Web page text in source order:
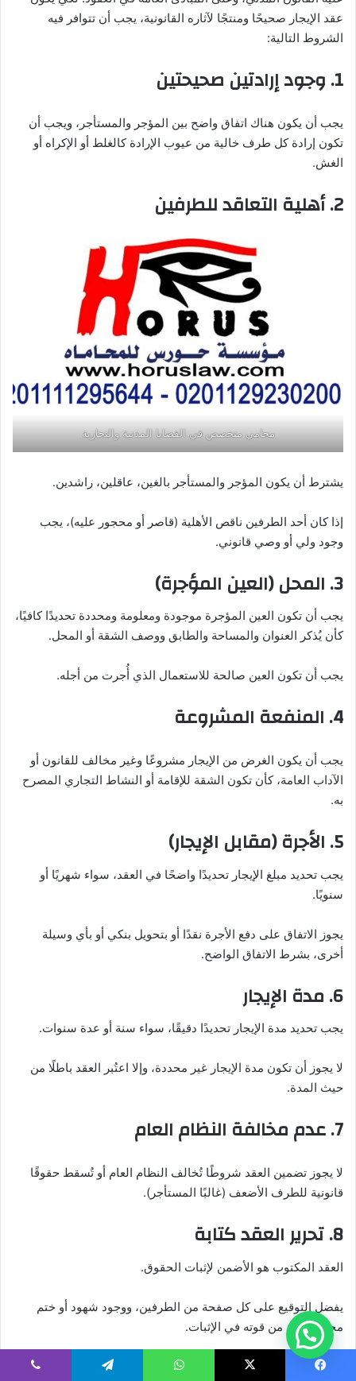
عقد الإيجار صحيحًا ومنتجًا لآثاره القانونية، يجب أن تتوافر فيه
الشروط التالية:
1. وجود إرادتين صحيحتين
يجب أن يكون هناك اتفاق واضح بين المؤجر والمستأجر، ويجب أن
تكون إرادة كل طرف خالية من عيوب الإرادة كالغلط أو الإكراه أو
الغش.
2. أهلية التعاقد للطرفين
محامي متخصص في القضايا المدنية والتجارية
يشترط أن يكون المؤجر والمستأجر بالغين، عاقلين، راشدين.
إذا كان أحد الطرفين ناقص الأهلية (قاصر أو محجور عليه)، يجب
وجود ولي أو وصي قانوني.
3. المحل (العين المؤجرة)
يجب أن تكون العين المؤجرة موجودة ومعلومة ومحددة تحديدًا كافيًا،
كأن يُذكر العنوان والمساحة والطابق ووصف الشقة أو المحل.
يجب أن تكون العين صالحة للاستعمال الذي أُجرت من أجله.
4. المنفعة المشروعة
يجب أن يكون الغرض من الإيجار مشروعًا وغير مخالف للقانون أو
الآداب العامة، كأن تكون الشقة للإقامة أو النشاط التجاري المصرح
به.
5. الأجرة (مقابل الإيجار)
يجب تحديد مبلغ الإيجار تحديدًا واضحًا في العقد، سواء شهريًا أو
سنويًا.
يجوز الاتفاق على دفع الأجرة نقدًا أو بتحويل بنكي أو بأي وسيلة
أخرى، بشرط الاتفاق الواضح.
6. مدة الإيجار
يجب تحديد مدة الإيجار تحديدًا دقيقًا، سواء سنة أو عدة سنوات.
لا يجوز أن تكون مدة الإيجار غير محددة، وإلا اعتُبر العقد باطلًا من
حيث المدة.
7. عدم مخالفة النظام العام
لا يجوز تضمين العقد شروطًا تُخالف النظام العام أو تُسقط حقوقًا
قانونية للطرف الأضعف (غالبًا المستأجر).
8. تحرير العقد كتابة
العقد المكتوب هو الأضمن لإثبات الحقوق.
يفضل التوقيع على كل صفحة من الطرفين، ووجود شهود أو ختم
محامي يزيد من قوته في الإثبات.